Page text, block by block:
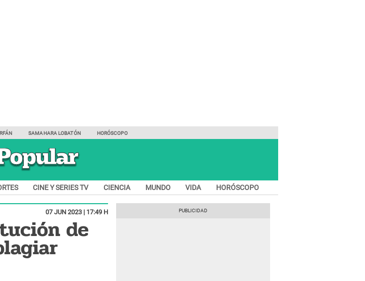
SAMAHARA LOBATÓN HORÓSCOPO
CINE Y SERIES TV CIENCIA MUNDO VIDA HORÓSCOPO
07 JUN 2023 | 17:49 H
de